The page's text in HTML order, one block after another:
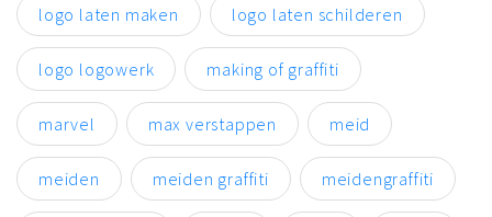
logo laten maken logo laten schilderen
logo logowerk making of graffiti
marvel max verstappen meid
meiden meiden graffiti meidengraffiti